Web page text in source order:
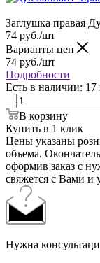
Заглушка правая
74 руб./шт
Варианты цен
74 руб./шт
Подробности
Есть в наличии: 17
В корзину
Купить в 1 клик
Цены указаны
объема.
оформив заказ с
свяжется с Вами и
Нужна